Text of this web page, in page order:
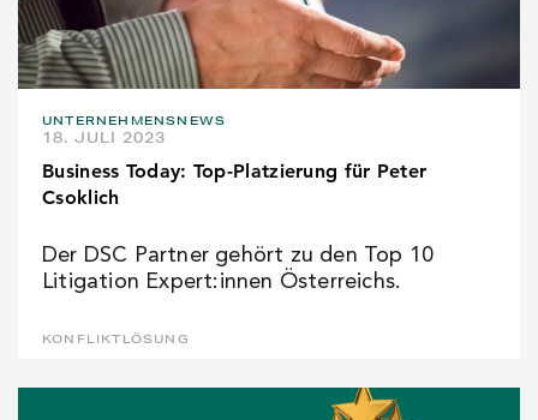
UNTERNEHMENSNEWS
18. JULI 2023
Business Today: Top-Platzierung für Peter
Csoklich
Der DSC Partner gehört zu den Top 10
Litigation Expert:innen Österreichs.
KONFLIKTLÖSUNG